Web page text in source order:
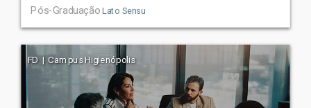
Pós-Graduação Lato Sensu
FD | Campus Higienópolis